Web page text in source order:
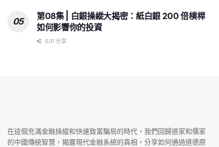
第08集 | 白銀操縱大揭密：紙白銀 200 倍槓桿
如何影響你的投資
631 分享
在這個充滿金融操縱和快速致富騙局的時代，我們回歸道家和儒家
的中國傳統智慧，揭露現代金融系統的真相，分享如何通過道德原